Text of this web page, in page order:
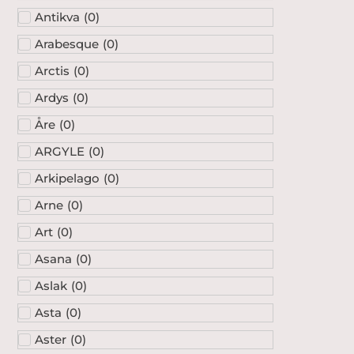
Antikva (0)
Arabesque (0)
Arctis (0)
Ardys (0)
Åre (0)
ARGYLE (0)
Arkipelago (0)
Arne (0)
Art (0)
Asana (0)
Aslak (0)
Asta (0)
Aster (0)